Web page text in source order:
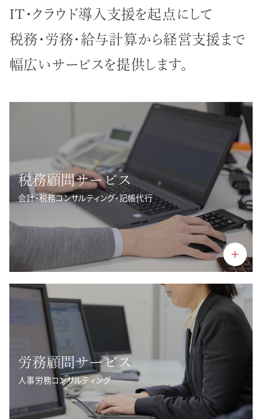
IT・クラウド導入支援を起点にして
税務・労務・給与計算から経営支援まで
幅広いサービスを提供します。
税務顧問サービス
会計・税務コンサルティング・記帳代行
労務顧問サービス
人事労務コンサルティング